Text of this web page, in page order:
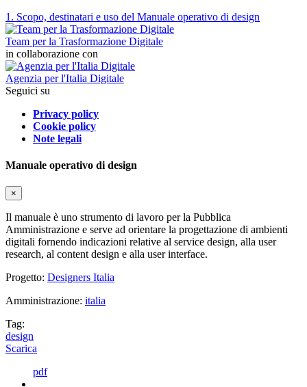
1. Scopo, destinatari e uso del Manuale operativo di design
Team per la Trasformazione Digitale
in collaborazione con
Agenzia per l'Italia Digitale
Seguici su
Privacy policy
Cookie policy
Note legali
Manuale operativo di design
×
Il manuale è uno strumento di lavoro per la Pubblica
Amministrazione e serve ad orientare la progettazione di ambienti
digitali fornendo indicazioni relative al service design, alla user
research, al content design e alla user interface.
Progetto: Designers Italia
Amministrazione: italia
Tag:
design
Scarica
pdf